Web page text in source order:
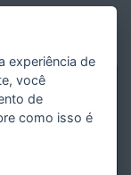
experiência de
você
de
como isso é